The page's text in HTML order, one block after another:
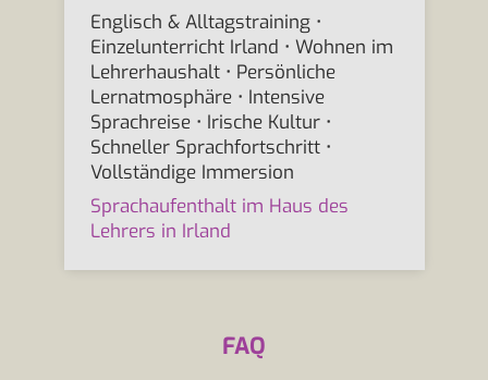
Englisch & Alltagstraining •
Einzelunterricht Irland • Wohnen im
Lehrerhaushalt • Persönliche
Lernatmosphäre • Intensive
Sprachreise • Irische Kultur •
Schneller Sprachfortschritt •
Vollständige Immersion
Sprachaufenthalt im Haus des
Lehrers in Irland
FAQ